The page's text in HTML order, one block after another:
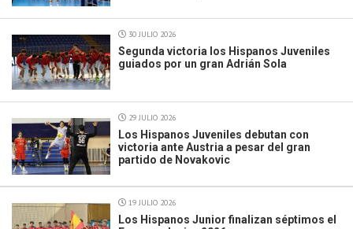
30 JULIO 2026
Segunda victoria los Hispanos Juveniles
guiados por un gran Adrián Sola
29 JULIO 2026
Los Hispanos Juveniles debutan con
victoria ante Austria a pesar del gran
partido de Novakovic
19 JULIO 2026
Los Hispanos Junior finalizan séptimos el